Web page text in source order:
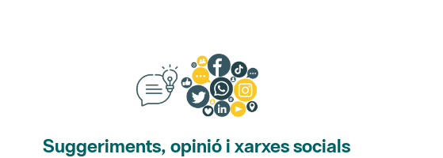
Suggeriments, opinió i xarxes socials